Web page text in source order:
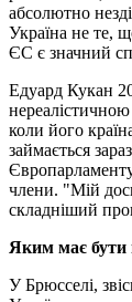
абсолютно
Україна не те,
ЄС є значний
Едуард Кукан
коли його
займається
члени. "Мій
складніший
Яким має бути
У Брюсселі,